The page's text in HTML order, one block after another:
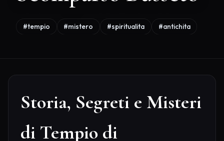
#tempio #mistero #spiritualita #antichita
Storia, Segreti e Misteri
di Tempio di